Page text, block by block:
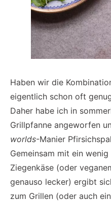
Haben wir die
eigentlich schon oft
Daher habe ich in
Grillpfanne angeworfen
worlds-Manier
Gemeinsam mit ein
Ziegenkäse (oder
genauso lecker) ergibt
zum Grillen (oder auch